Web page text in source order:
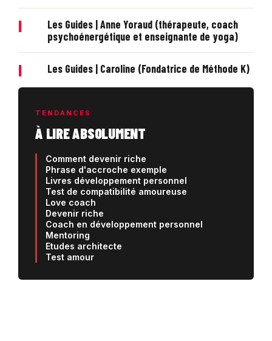
|
Les Guides | Anne Yoraud (thérapeute, coach
psychoénergétique et enseignante de yoga)
| Les Guides | Caroline (Fondatrice de Méthode K)
TENDANCES
À LIRE ABSOLUMENT
Comment devenir riche
Phrase d'accroche exemple
Livres développement personnel
Test de compatibilité amoureuse
Love coach
Devenir riche
Coach en développement personnel
Mentoring
Etudes architecte
Test amour